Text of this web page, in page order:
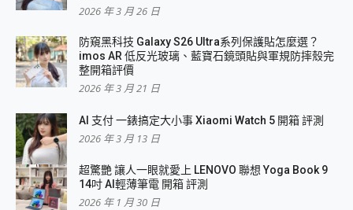
2026 年 3 月 26 日
防窺黑科技 Galaxy S26 Ultra系列保護貼怎麼選？
imos AR 低反光玻璃、藍寶石鏡頭貼與軍規防摔殼完
整開箱評價
2026 年 3 月 21 日
AI 支付 一錶搞定大小事 Xiaomi Watch 5 開箱 評測
2026 年 3 月 13 日
超驚艷 讓人一眼就愛上 LENOVO 聯想 Yoga Book 9
14吋 AI輕薄筆電 開箱 評測
2026 年 1 月 30 日